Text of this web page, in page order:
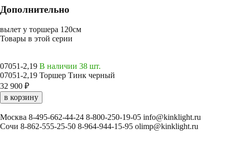
Дополнительно
вылет у торшера 120см
Товары в этой серии
07051-2,19 В наличии 38 шт.
07051-2,19 Торшер Тинк черный
32 900 ₽
в корзину
Москва 8-495-662-44-24 8-800-250-19-05 info@kinklight.ru
Сочи 8-862-555-25-50 8-964-944-15-95 olimp@kinklight.ru